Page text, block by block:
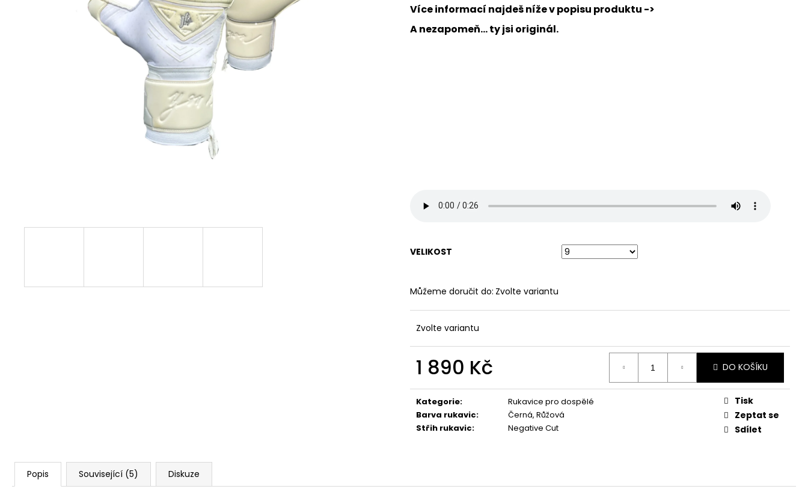
Více informací najdeš níže v popisu produktu ->
A nezapomeň... ty jsi originál.
VELIKOST
Můžeme doručit do: Zvolte variantu
Zvolte variantu
1 890 Kč
cena:
DO KOŠÍKU
Kategorie:
Rukavice pro dospělé
Barva rukavic:
Černá, Růžová
Střih rukavic: Negative Cut
Tisk
Zeptat se
Sdílet
Popis Související (5) Diskuze
JFAM MASSIVE ROLL 2.0
1 890 Kč
JFAM HOPE PRO
1 890 Kč
JFAM MASSIVE NEG 2.0
1 890 Kč